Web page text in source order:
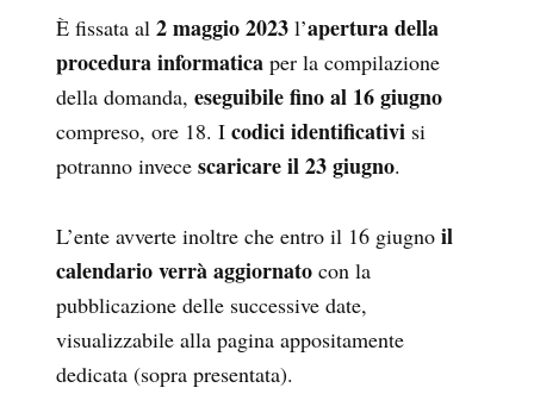
È fissata al 2 maggio 2023 l’apertura della
procedura informatica per la compilazione
della domanda, eseguibile fino al 16 giugno
compreso, ore 18. I codici identificativi si
potranno invece scaricare il 23 giugno.
L’ente avverte inoltre che entro il 16 giugno il
calendario verrà aggiornato con la
pubblicazione delle successive date,
visualizzabile alla pagina appositamente
dedicata (sopra presentata).